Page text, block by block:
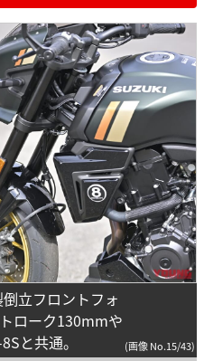
立フロントフォ
ローク130mmや
と共通。
(画像 No.15/43)